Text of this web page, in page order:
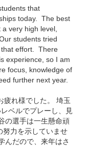
that
today. The best
very high level,
students tried
that effort. There
experience, so I am
focus, knowledge of
further next year.
疲れ様でした。 埼玉
ベルでプレーし、見
の選手は一生懸命頑
努力を示していませ
んだので、来年はさ